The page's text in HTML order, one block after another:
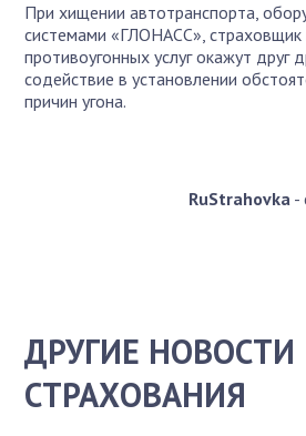
При хищении автотранспорта,
системами «ГЛОНАСС», страховщик
противоугонных услуг окажут друг
содействие в установлении
причин угона.
RuStrahovka-
ДРУГИЕ НОВОСТИ
СТРАХОВАНИЯ